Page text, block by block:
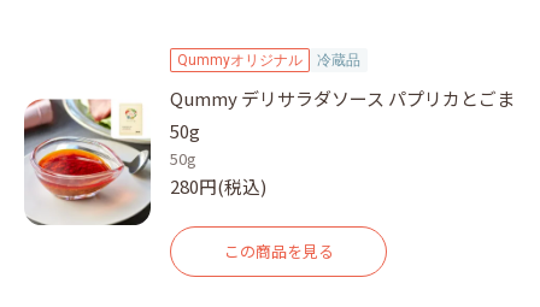
Qummyオリジナル 冷蔵品
Qummy デリサラダソース パプリカとごま
50g
50g
280円(税込)
この商品を見る